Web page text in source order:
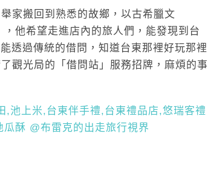
家搬回到熟悉的故鄉，以古希臘文
他希望走進店內的旅人們，能發現到台
透過傳統的借問，知道台東那裡好玩那裡
觀光局的「借問站」服務招牌，麻煩的事